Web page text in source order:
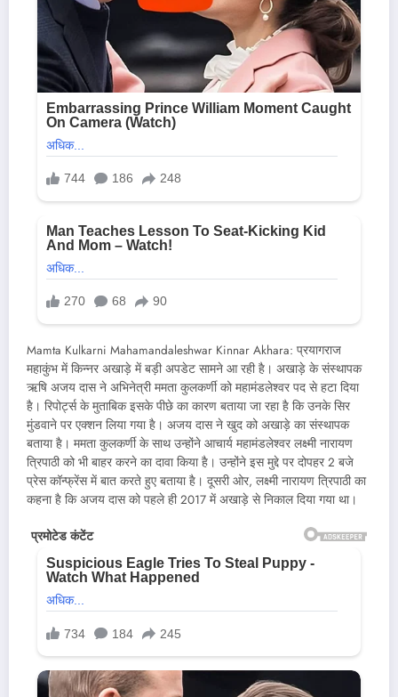
Mamta Kulkarni Mahamandaleshwar Kinnar Akhara: प्रयागराज
महाकुंभ में किन्नर अखाड़े में बड़ी अपडेट सामने आ रही है। अखाड़े के संस्थापक
ऋषि अजय दास ने अभिनेत्री ममता कुलकर्णी को महामंडलेश्वर पद से हटा दिया
है। रिपोर्ट्स के मुताबिक इसके पीछे का कारण बताया जा रहा है कि उनके सिर
मुंडवाने पर एक्शन लिया गया है। अजय दास ने खुद को अखाड़े का संस्थापक
बताया है। ममता कुलकर्णी के साथ उन्होंने आचार्य महामंडलेश्वर लक्ष्मी नारायण
त्रिपाठी को भी बाहर करने का दावा किया है। उन्होंने इस मुद्दे पर दोपहर 2 बजे
प्रेस कॉन्फ्रेंस में बात करते हुए बताया है। दूसरी ओर, लक्ष्मी नारायण त्रिपाठी का
कहना है कि अजय दास को पहले ही 2017 में अखाड़े से निकाल दिया गया था।